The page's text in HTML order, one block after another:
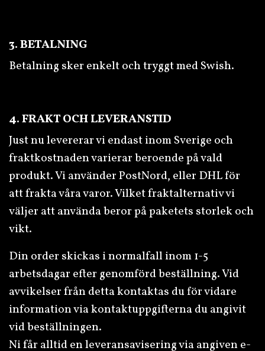
3. BETALNING
Betalning sker enkelt och tryggt med Swish.
4. FRAKT OCH LEVERANSTID
Just nu levererar vi endast inom Sverige och
fraktkostnaden varierar beroende på vald
produkt. Vi använder PostNord, eller DHL för
att frakta våra varor. Vilket fraktalternativ vi
väljer att använda beror på paketets storlek och
vikt.
Din order skickas i normalfall inom 1-5
arbetsdagar efter genomförd beställning. Vid
avvikelser från detta kontaktas du för vidare
information via kontaktuppgifterna du angivit
vid beställningen.
Ni får alltid en leveransavisering via angiven e-